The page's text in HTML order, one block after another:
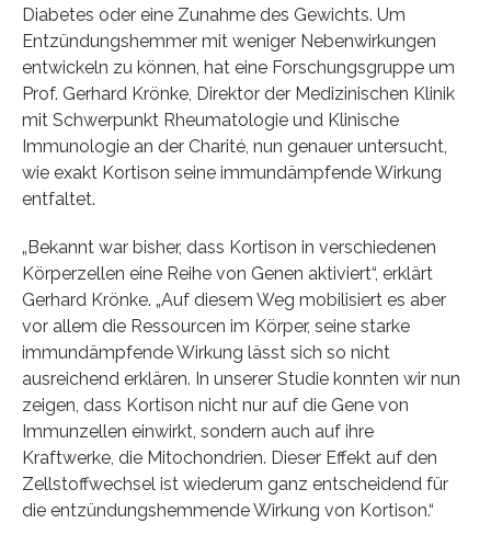
Diabetes oder eine Zunahme des Gewichts. Um
Entzündungshemmer mit weniger Nebenwirkungen
entwickeln zu können, hat eine Forschungsgruppe um
Prof. Gerhard Krönke, Direktor der Medizinischen Klinik
mit Schwerpunkt Rheumatologie und Klinische
Immunologie an der Charité, nun genauer untersucht,
wie exakt Kortison seine immundämpfende Wirkung
entfaltet.
„Bekannt war bisher, dass Kortison in verschiedenen
Körperzellen eine Reihe von Genen aktiviert“, erklärt
Gerhard Krönke. „Auf diesem Weg mobilisiert es aber
vor allem die Ressourcen im Körper, seine starke
immundämpfende Wirkung lässt sich so nicht
ausreichend erklären. In unserer Studie konnten wir nun
zeigen, dass Kortison nicht nur auf die Gene von
Immunzellen einwirkt, sondern auch auf ihre
Kraftwerke, die Mitochondrien. Dieser Effekt auf den
Zellstoffwechsel ist wiederum ganz entscheidend für
die entzündungshemmende Wirkung von Kortison.“